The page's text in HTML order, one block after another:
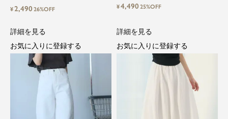
¥2,49026%OFF ¥4,49025%OFF
詳細を見る
お気に入りに登録する
詳細を見る
お気に入りに登録する